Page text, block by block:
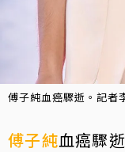
傅子純血癌驟逝。記者
傅子純血癌驟